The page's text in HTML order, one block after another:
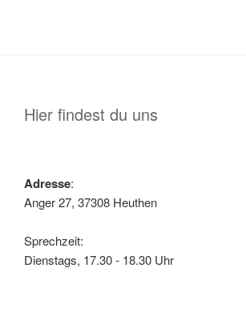
Hier findest du uns
Adresse:
Anger 27, 37308 Heuthen
Sprechzeit:
Dienstags, 17.30 - 18.30 Uhr